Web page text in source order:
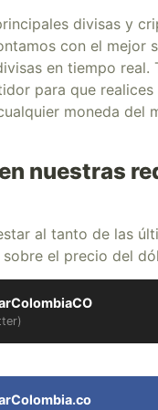
divisas y
con el mejor
en tiempo real.
para que
moneda del
nuestras
al tanto de las
el precio del